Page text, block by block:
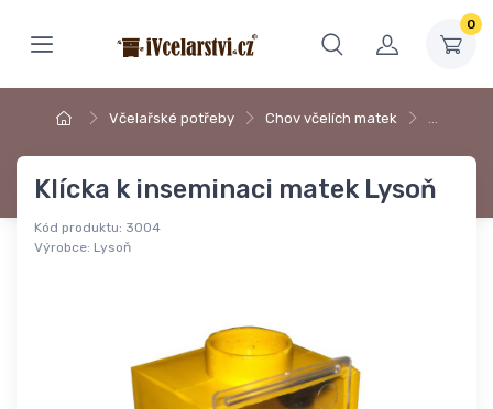
0
Včelařské potřeby Chov včelích matek …
Klícka k inseminaci matek Lysoň
Kód produktu: 3004
Výrobce: Lysoň